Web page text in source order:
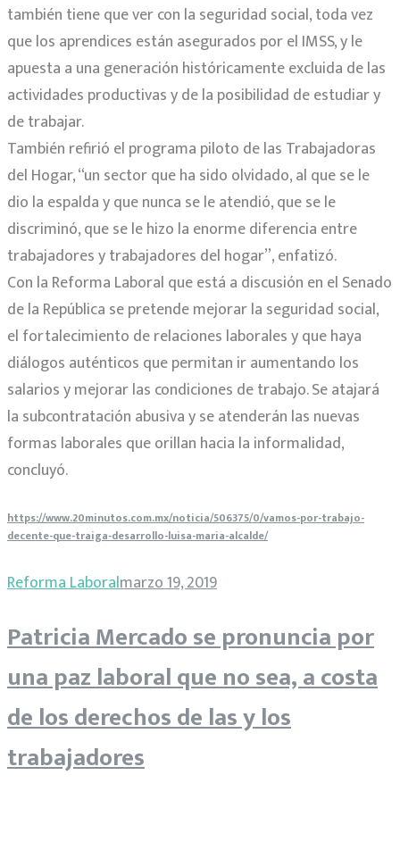
también tiene que ver con la seguridad social, toda vez
que los aprendices están asegurados por el IMSS, y le
apuesta a una generación históricamente excluida de las
actividades productivas y de la posibilidad de estudiar y
de trabajar.
También refirió el programa piloto de las Trabajadoras
del Hogar, “un sector que ha sido olvidado, al que se le
dio la espalda y que nunca se le atendió, que se le
discriminó, que se le hizo la enorme diferencia entre
trabajadores y trabajadores del hogar”, enfatizó.
Con la Reforma Laboral que está a discusión en el Senado
de la República se pretende mejorar la seguridad social,
el fortalecimiento de relaciones laborales y que haya
diálogos auténticos que permitan ir aumentando los
salarios y mejorar las condiciones de trabajo. Se atajará
la subcontratación abusiva y se atenderán las nuevas
formas laborales que orillan hacia la informalidad,
concluyó.
https://www.20minutos.com.mx/noticia/506375/0/vamos-por-trabajo-
decente-que-traiga-desarrollo-luisa-maria-alcalde/
Reforma Laboralmarzo 19, 2019
Patricia Mercado se pronuncia por
una paz laboral que no sea, a costa
de los derechos de las y los
trabajadores